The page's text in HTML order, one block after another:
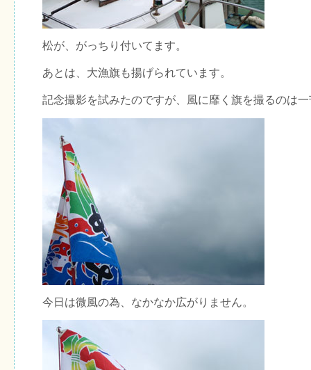
松が、がっちり付いてます。
あとは、大漁旗も揚げられています。
記念撮影を試みたのですが、風に靡く旗を撮るのは
今日は微風の為、なかなか広がりません。